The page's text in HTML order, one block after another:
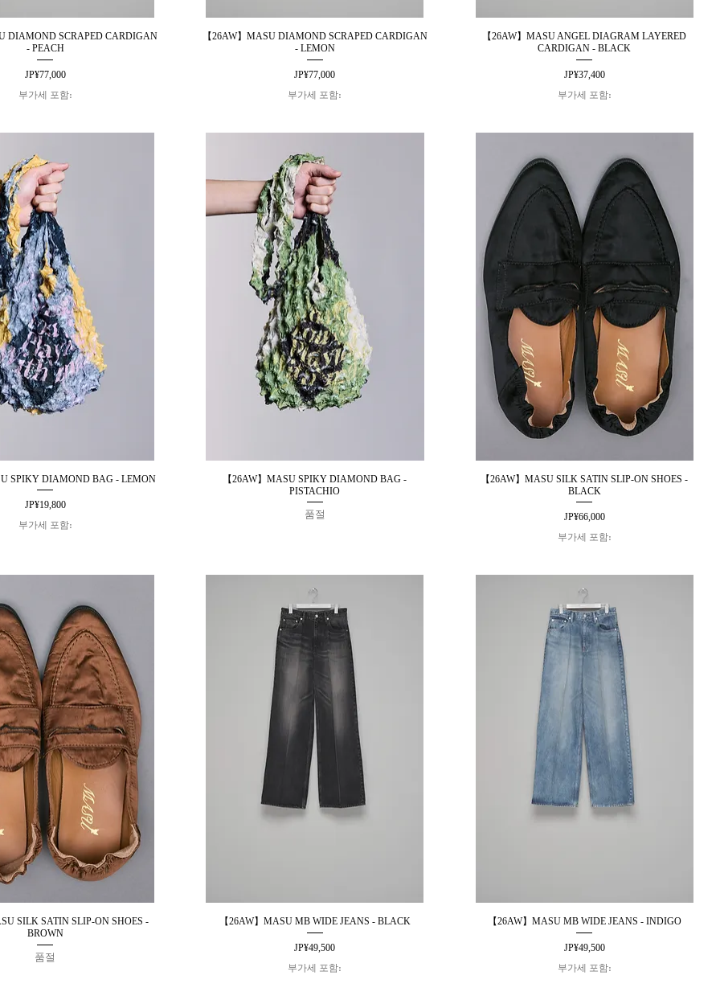
제품보기
DIAMOND SCRAPED CARDIGAN
- PEACH
가격
JP¥77,000
부가세 포함:
제품보기
【26AW】MASU DIAMOND SCRAPED CARDIGAN
- LEMON
가격
JP¥77,000
부가세 포함:
제품보기
【26AW】MASU ANGEL DIAGRAM LAYERED
CARDIGAN - BLACK
가격
JP¥37,400
부가세 포함:
제품보기
SPIKY DIAMOND BAG - LEMON
가격
JP¥19,800
부가세 포함:
제품보기
【26AW】MASU SPIKY DIAMOND BAG -
PISTACHIO
품절
제품보기
【26AW】MASU SILK SATIN SLIP-ON SHOES -
BLACK
가격
JP¥66,000
부가세 포함:
제품보기
SILK SATIN SLIP-ON SHOES -
BROWN
품절
제품보기
【26AW】MASU MB WIDE JEANS - BLACK
가격
JP¥49,500
부가세 포함:
제품보기
【26AW】MASU MB WIDE JEANS - INDIGO
가격
JP¥49,500
부가세 포함: